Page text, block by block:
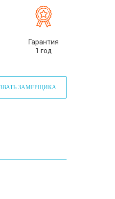
Гарантия
1 год
ЗАМЕРЩИКА